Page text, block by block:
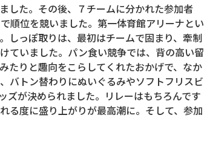
した。その後、７チームに分かれた参加者
順位を競いました。第一体育館アリーナとい
しっぽ取りは、最初はチームで固まり、牽制
ていました。パン食い競争では、背の高い留
たりと趣向をこらしてくれたおかげで、なか
バトン替わりにぬいぐるみやソフトフリスビ
ズが決められました。リレーはもちろんです
る度に盛り上がりが最高潮に。そして、参加